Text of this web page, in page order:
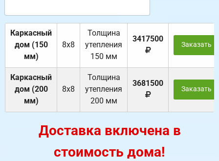
Каркасный
дом (150
мм)
8х8
Толщина
утепления
150 мм
3417500
Заказать
Каркасный
дом (200
мм)
8х8
Толщина
утепления
200 мм
3681500
Заказать
Доставка включена в
стоимость дома!